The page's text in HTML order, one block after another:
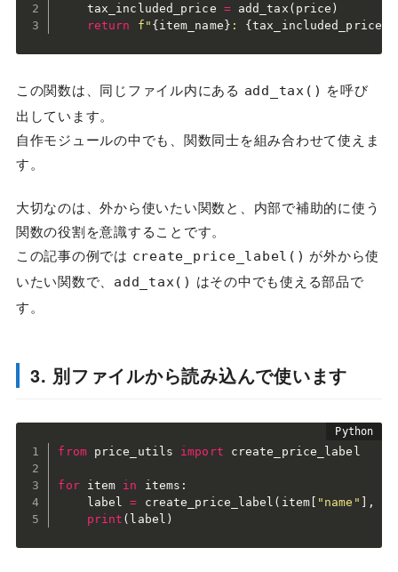
    tax_included_price
= add_tax ( price )
return
f" { item_name } : {tax_included_price
この関数は、同じファイル内にある add_tax() を呼び
出しています。
自作モジュールの中でも、関数同士を組み合わせて使えま
す。
大切なのは、外から使いたい関数と、内部で補助的に使う
関数の役割を意識することです。
この記事の例では create_price_label() が外から使
いたい関数で、
add_tax() はその中でも使える部品で
す。
3. 別ファイルから読み込んで使います
from price_utils import create_price_label
for item in items :
    label
= create_price_label ( item[ "name" ,
print ( label )